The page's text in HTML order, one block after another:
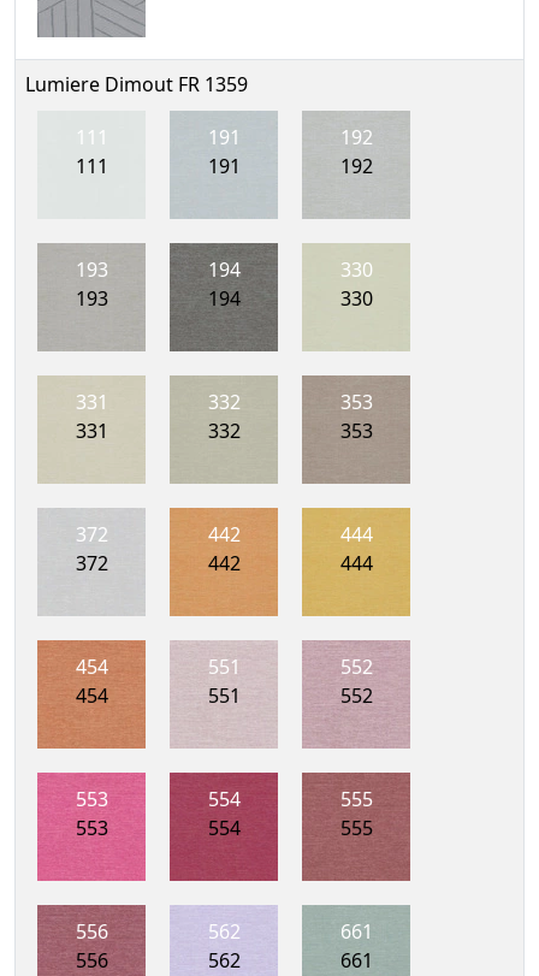
Lumiere Dimout FR 1359
111
111
191
191
192
192
193
193
194
194
330
330
331
331
332
332
353
353
372
372
442
442
444
444
454
454
551
551
552
552
553
553
554
554
555
555
556
556
562
562
661
661